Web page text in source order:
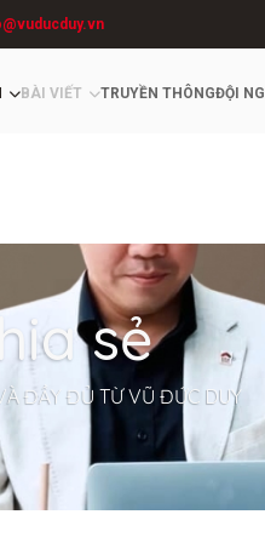
BÀI VIẾT TRUYỀN THÔNGĐỘI
sẻ
ĐẦY ĐỦ TỪ VŨ ĐỨC DUY